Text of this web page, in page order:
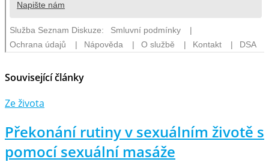
Související články
Ze života
Překonání rutiny v sexuálním životě s
pomocí sexuální masáže